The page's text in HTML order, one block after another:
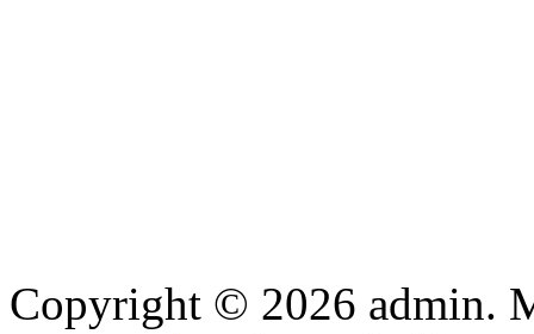
Copyright © 2026 admin.